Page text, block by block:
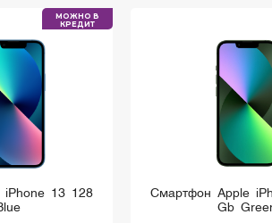
МОЖНО В
КРЕДИТ
iPhone 13 128
Смартфон Apple
Gb